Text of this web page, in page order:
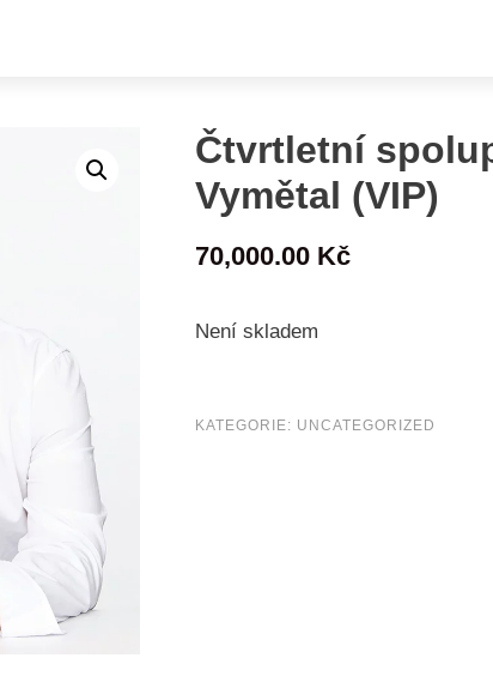
Čtvrtletní
Vymětal (VIP)
70,000.00 Kč
Není skladem
KATEGORIE: UNCATEGORIZED